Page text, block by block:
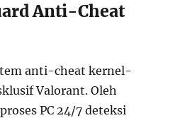
Anti-Cheat
anti-cheat kernel-
Valorant. Oleh
PC 24/7 deteksi